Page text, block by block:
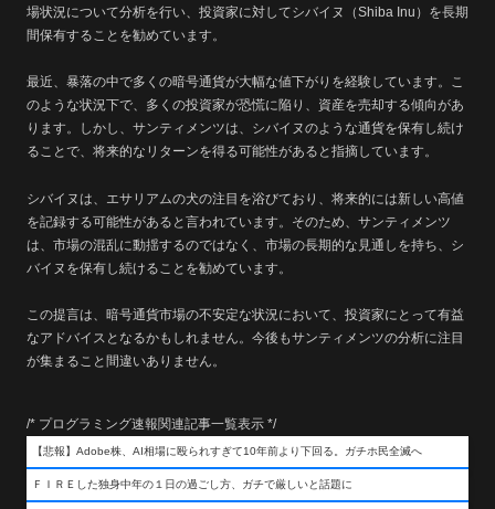
場状況について分析を行い、投資家に対してシバイヌ（Shiba Inu）を長期
間保有することを勧めています。
最近、暴落の中で多くの暗号通貨が大幅な値下がりを経験しています。こ
のような状況下で、多くの投資家が恐慌に陥り、資産を売却する傾向があ
ります。しかし、サンティメンツは、シバイヌのような通貨を保有し続け
ることで、将来的なリターンを得る可能性があると指摘しています。
シバイヌは、エサリアムの犬の注目を浴びており、将来的には新しい高値
を記録する可能性があると言われています。そのため、サンティメンツ
は、市場の混乱に動揺するのではなく、市場の長期的な見通しを持ち、シ
バイヌを保有し続けることを勧めています。
この提言は、暗号通貨市場の不安定な状況において、投資家にとって有益
なアドバイスとなるかもしれません。今後もサンティメンツの分析に注目
が集まること間違いありません。
/* プログラミング速報関連記事一覧表示 */
【悲報】Adobe株、AI相場に殴られすぎて10年前より下回る。ガチホ民全滅へ
ＦＩＲＥした独身中年の１日の過ごし方、ガチで厳しいと話題に